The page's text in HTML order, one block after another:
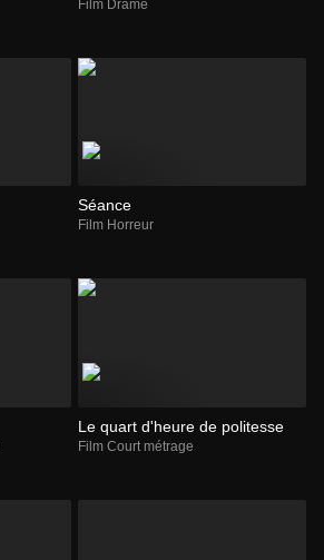
Film Drame
Séance
Film Horreur
Le quart d'heure de politesse
Film Court métrage